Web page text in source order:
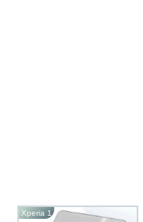
Xperia 1